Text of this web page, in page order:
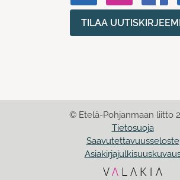
TILAA
© Etelä-Pohjanmaan liitto
Tietosuoja
Saavutettavuusseloste